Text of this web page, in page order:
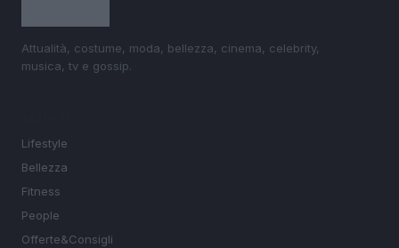
Attualità, costume, moda, bellezza, cinema, celebrity,
musica, tv e gossip.
Lifestyle
Bellezza
Fitness
People
Offerte&Consigli